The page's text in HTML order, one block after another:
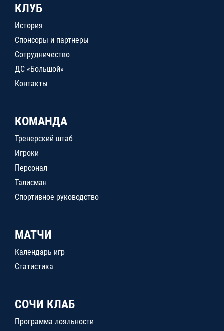
КЛУБ
История
Спонсоры и партнеры
Сотрудничество
ДС «Большой»
Контакты
КОМАНДА
Тренерский штаб
Игроки
Персонал
Талисман
Спортивное руководство
МАТЧИ
Календарь игр
Статистика
СОЧИ КЛАБ
Программа лояльности